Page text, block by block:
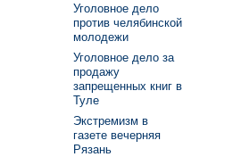
Уголовное дело
против челябинской
молодежи
Уголовное дело за
продажу
запрещенных книг в
Туле
Экстремизм в
газете вечерняя
Рязань